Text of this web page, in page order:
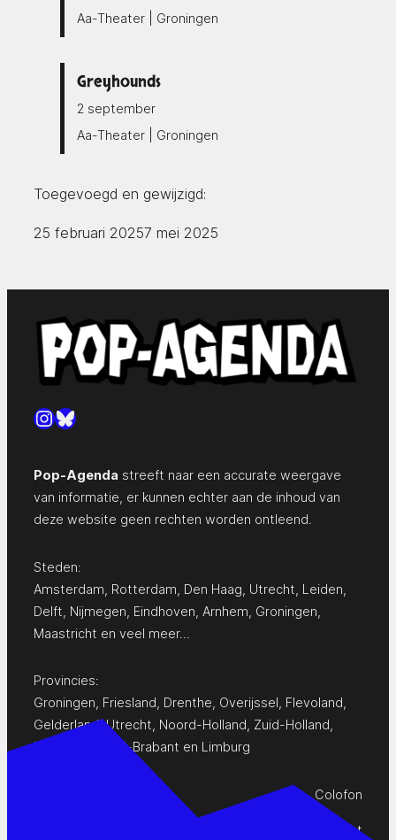
Aa-Theater | Groningen
Greyhounds
2 september
Aa-Theater | Groningen
Toegevoegd en gewijzigd:
25 februari 20257 mei 2025
Instagram
Bluesky
Pop-Agenda streeft naar een accurate weergave
van informatie, er kunnen echter aan de inhoud van
deze website geen rechten worden ontleend.
Steden:
Amsterdam Rotterdam Den Haag Utrecht Leiden
Delft Nijmegen Eindhoven Arnhem Groningen
Maastricht en veel meer…
Provincies:
Groningen, Friesland, Drenthe, Overijssel, Flevoland,
Gelderland,Utrecht, Noord-Holland, Zuid-Holland,
Zeeland
Noord-Brabant en Limburg
Colofon
Privacy Statement